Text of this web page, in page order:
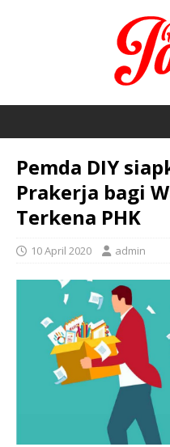
Pemda DIY
Prakerja bagi
Terkena PHK
10 April 2020 admin